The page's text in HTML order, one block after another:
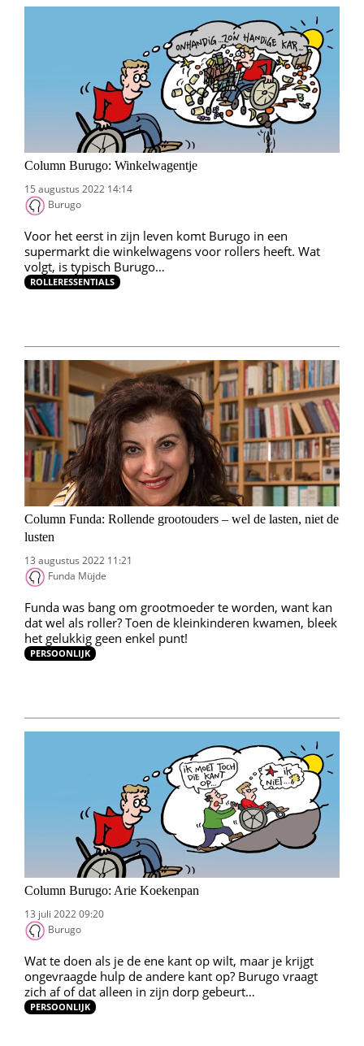
Column Burugo: Winkelwagentje
15 augustus 2022 14:14
Burugo
Voor het eerst in zijn leven komt Burugo in een
supermarkt die winkelwagens voor rollers heeft. Wat
volgt, is typisch Burugo…
ROLLERESSENTIALS
Column Funda: Rollende grootouders – wel de lasten, niet de
lusten
13 augustus 2022 11:21
Funda Müjde
Funda was bang om grootmoeder te worden, want kan
dat wel als roller? Toen de kleinkinderen kwamen, bleek
het gelukkig geen enkel punt!
PERSOONLIJK
Column Burugo: Arie Koekenpan
13 juli 2022 09:20
Burugo
Wat te doen als je de ene kant op wilt, maar je krijgt
ongevraagde hulp de andere kant op? Burugo vraagt
zich af of dat alleen in zijn dorp gebeurt…
PERSOONLIJK